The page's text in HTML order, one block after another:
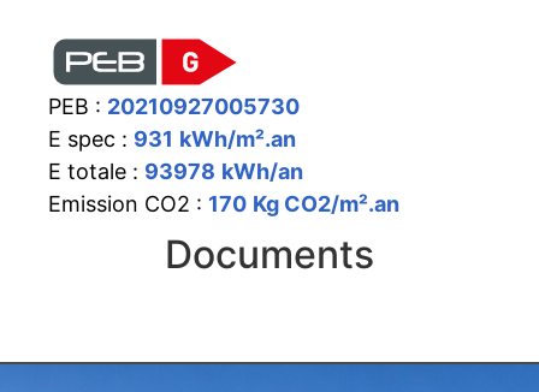
PEB : 20210927005730
E spec : 931 kWh/m².an
E totale : 93978 kWh/an
Emission CO2 : 170 Kg CO2/m².an
Documents